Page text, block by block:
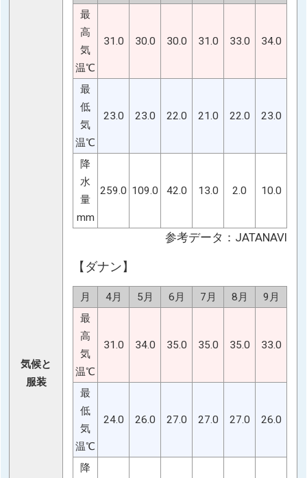
気候と
服装
最
高
気
温℃
31.0 30.0 30.0 31.0 33.0 34.0
最
低
気
温℃
23.0 23.0 22.0 21.0 22.0 23.0
降
水
量
mm
259.0 109.0 42.0 13.0 2.0 10.0
参考データ：JATANAVI
【ダナン】
月 4月 5月 6月 7月 8月
9月
最
高
気
温℃
31.0 34.0 35.0 35.0 35.0 33.0
最
低
気
温℃
24.0 26.0 27.0 27.0 27.0 26.0
降